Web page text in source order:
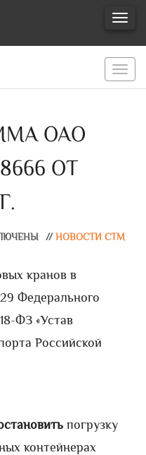
ОАО
ОТ
// НОВОСТИ СТМ
кранов в
Федерального
ФЗ «Устав
Российской
погрузку
контейнерах